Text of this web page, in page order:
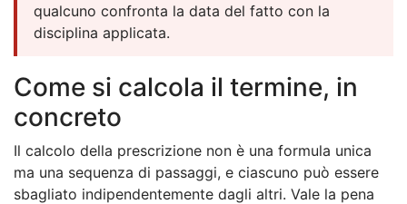
qualcuno confronta la data del fatto con la
disciplina applicata.
Come si calcola il termine, in
concreto
Il calcolo della prescrizione non è una formula unica
ma una sequenza di passaggi, e ciascuno può essere
sbagliato indipendentemente dagli altri. Vale la pena